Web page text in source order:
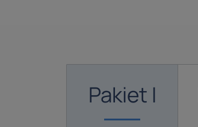
Pakiet I